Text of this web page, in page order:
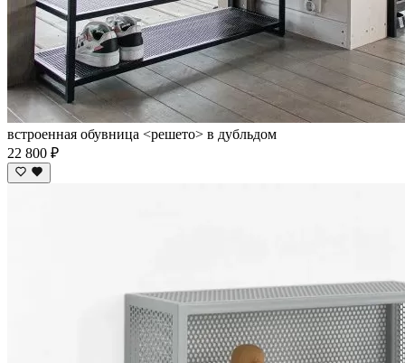
встроенная обувница <решето> в дубльдом
22 800 ₽